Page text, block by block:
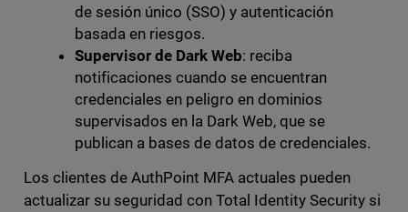
de sesión único (SSO) y autenticación
basada en riesgos.
Supervisor de Dark Web: reciba
notificaciones cuando se encuentran
credenciales en peligro en dominios
supervisados en la Dark Web, que se
publican a bases de datos de credenciales.
Los clientes de AuthPoint MFA actuales pueden
actualizar su seguridad con Total Identity Security si